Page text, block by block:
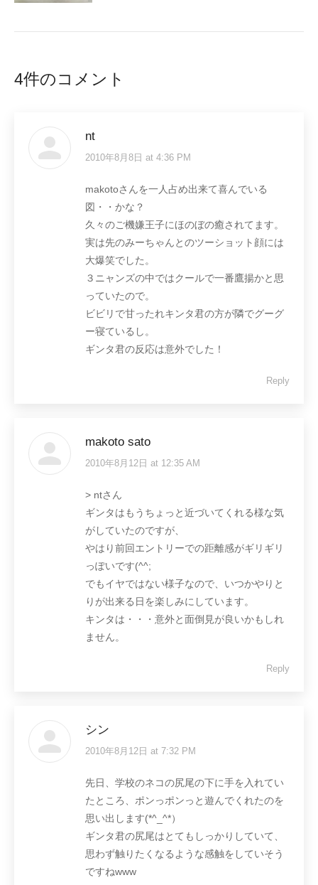
4件のコメント
nt
says:
2010年8月8日 at 4:36 PM
makotoさんを一人占め出来て喜んでいる
図・・かな？
久々のご機嫌王子にほのぼの癒されてます。
実は先のみーちゃんとのツーショット顔には
大爆笑でした。
３ニャンズの中ではクールで一番鷹揚かと思
っていたので。
ビビリで甘ったれキンタ君の方が隣でグーグ
ー寝ているし。
ギンタ君の反応は意外でした！
Reply
makoto sato
says:
2010年8月12日 at 12:35 AM
> ntさん
ギンタはもうちょっと近づいてくれる様な気
がしていたのですが、
やはり前回エントリーでの距離感がギリギリ
っぽいです(^^;
でもイヤではない様子なので、いつかやりと
りが出来る日を楽しみにしています。
キンタは・・・意外と面倒見が良いかもしれ
ません。
Reply
シン
says:
2010年8月12日 at 7:32 PM
先日、学校のネコの尻尾の下に手を入れてい
たところ、ポンっポンっと遊んでくれたのを
思い出します(*^_^*）
ギンタ君の尻尾はとてもしっかりしていて、
思わず触りたくなるような感触をしていそう
ですねwww